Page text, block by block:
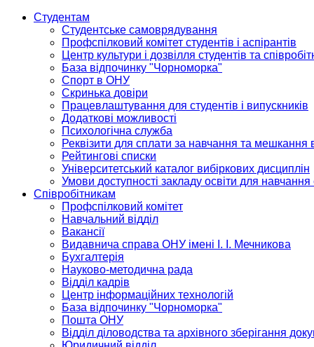
Студентам
Студентське самоврядування
Профспілковий комітет студентів і аспірантів
Центр культури і дозвілля студентів та
База відпочинку "Чорноморка"
Спорт в ОНУ
Скринька довіри
Працевлаштування для студентів і випускників
Додаткові можливості
Психологічна служба
Реквізити для сплати за навчання та мешкання
Рейтингові списки
Університетський каталог вибіркових дисциплін
Умови доступності закладу освіти для
Співробітникам
Профспілковий комітет
Навчальний відділ
Вакансії
Видавнича справа ОНУ імені І. І. Мечникова
Бухгалтерія
Науково-методична рада
Відділ кадрів
Центр інформаційних технологій
База відпочинку "Чорноморка"
Пошта ОНУ
Відділ діловодства та архівного зберігання